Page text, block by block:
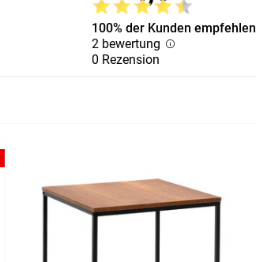
100% der Kunden empfehlen
2 bewertung
0 Rezension